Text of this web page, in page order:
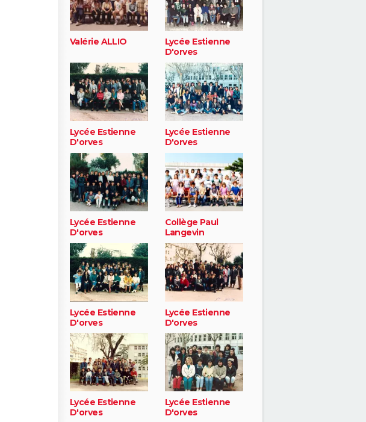
Valérie ALLIO
Lycée Estienne
D'orves
Lycée Estienne
D'orves
Lycée Estienne
D'orves
Lycée Estienne
D'orves
Collège Paul
Langevin
Lycée Estienne
D'orves
Lycée Estienne
D'orves
Lycée Estienne
D'orves
Lycée Estienne
D'orves